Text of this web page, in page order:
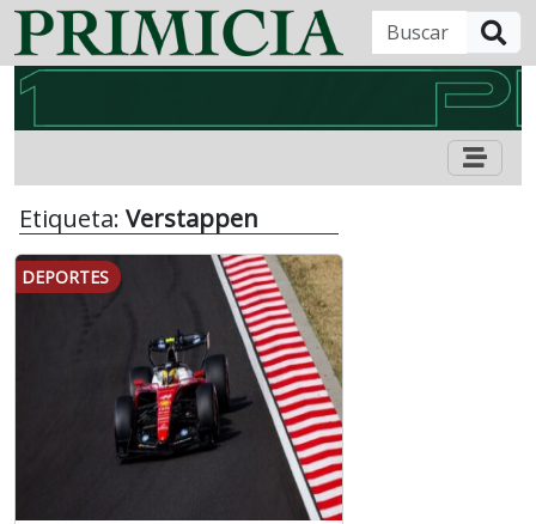
Etiqueta: Verstappen
DEPORTES